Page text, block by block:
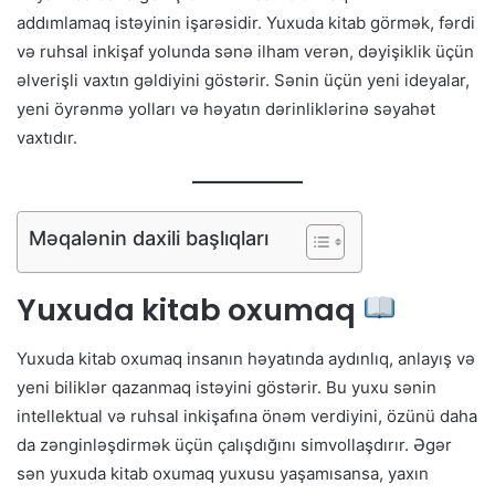
addımlamaq istəyinin işarəsidir. Yuxuda kitab görmək, fərdi
və ruhsal inkişaf yolunda sənə ilham verən, dəyişiklik üçün
əlverişli vaxtın gəldiyini göstərir. Sənin üçün yeni ideyalar,
yeni öyrənmə yolları və həyatın dərinliklərinə səyahət
vaxtıdır.
Məqalənin daxili başlıqları
Yuxuda kitab oxumaq
Yuxuda kitab oxumaq insanın həyatında aydınlıq, anlayış və
yeni biliklər qazanmaq istəyini göstərir. Bu yuxu sənin
intellektual və ruhsal inkişafına önəm verdiyini, özünü daha
da zənginləşdirmək üçün çalışdığını simvollaşdırır. Əgər
sən yuxuda kitab oxumaq yuxusu yaşamısansa, yaxın